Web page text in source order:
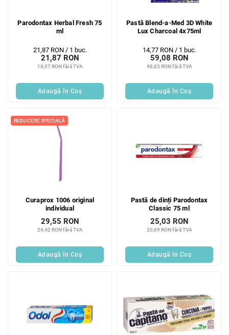
Parodontax Herbal Fresh 75
ml
18,07 RON fără TVA
21,87 RON
Evaluare
preţ:
21,87 RON / 1 buc.
Adaugă în Coş
Pastă Blend-a-Med 3D White
Lux Charcoal 4x75ml
48,83 RON fără TVA
59,08 RON
Evaluare
preţ:
14,77 RON / 1 buc.
Adaugă în Coş
REDUCERE SPECIALĂ
Curaprox 1006 original
individual
24,42 RON fără TVA
29,55 RON
Adaugă în Coş
Pastă de dinți Parodontax
Classic 75 ml
20,69 RON fără TVA
25,03 RON
Adaugă în Coş